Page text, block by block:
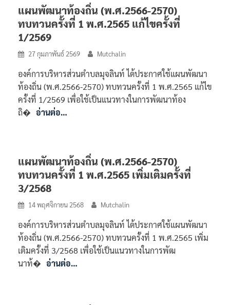
แผนพัฒนาท้องถิ่น (พ.ศ.2566-2570)
ทบทวนครั้งที่ 1 พ.ศ.2565 แก้ไขครั้งที่
1/2569
27 กุมภาพันธ์ 2569 Mutchalin
องค์การบริหารส่วนตำบลมุจลินท์ ได้ประกาศใช้แผนพัฒนา
ท้องถิ่น (พ.ศ.2566-2570) ทบทวนครั้งที่ 1 พ.ศ.2565 แก้ไข
ครั้งที่ 1/2569 เพื่อใช้เป็นแนวทางในการพัฒนาท้อง
ถิ� อ่านต่อ…
แผนพัฒนาท้องถิ่น (พ.ศ.2566-2570)
ทบทวนครั้งที่ 1 พ.ศ.2565 เพิ่มเติมครั้งที่
3/2568
14 พฤศจิกายน 2568 Mutchalin
องค์การบริหารส่วนตำบลมุจลินท์ ได้ประกาศใช้แผนพัฒนา
ท้องถิ่น (พ.ศ.2566-2570) ทบทวนครั้งที่ 1 พ.ศ.2565 เพิ่ม
เติมครั้งที่ 3/2568 เพื่อใช้เป็นแนวทางในการพัฒ
นาท้� อ่านต่อ…